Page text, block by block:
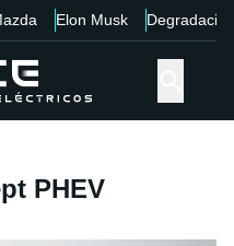
Elon Musk Degradación
PHEV